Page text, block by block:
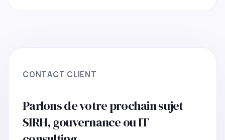
CONTACT CLIENT
Parlons de votre prochain sujet
SIRH, gouvernance ou IT